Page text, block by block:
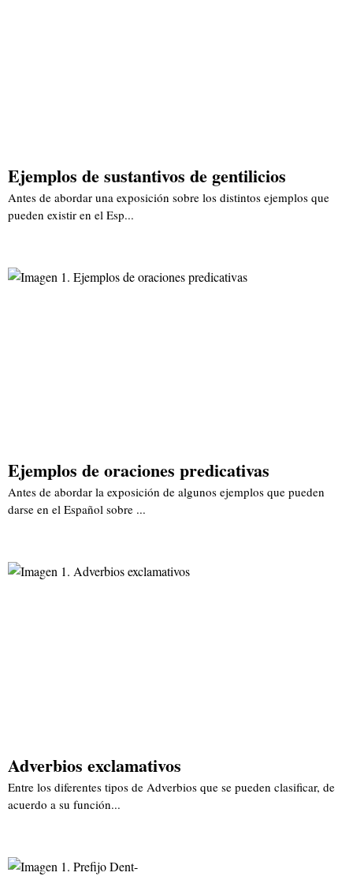
Ejemplos de sustantivos de gentilicios
Antes de abordar una exposición sobre los distintos ejemplos que
pueden existir en el Esp...
Ejemplos de oraciones predicativas
Antes de abordar la exposición de algunos ejemplos que pueden
darse en el Español sobre ...
Adverbios exclamativos
Entre los diferentes tipos de Adverbios que se pueden clasificar, de
acuerdo a su función...